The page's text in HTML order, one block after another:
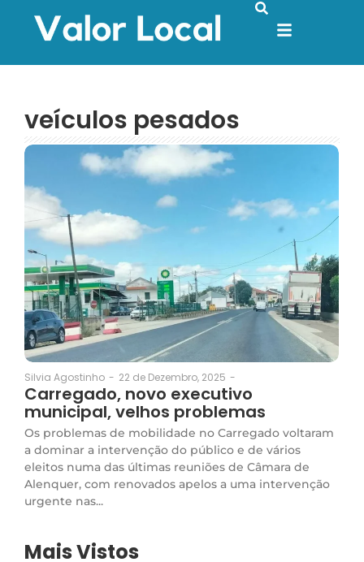
veículos pesados
Silvia Agostinho - 22 de Dezembro, 2025 -
Carregado, novo executivo
municipal, velhos problemas
Os problemas de mobilidade no Carregado voltaram
a dominar a intervenção do público e de vários
eleitos numa das últimas reuniões de Câmara de
Alenquer, com renovados apelos a uma intervenção
urgente nas...
Mais Vistos